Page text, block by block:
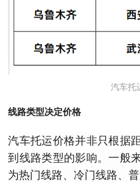
汽车托
线路类型决定价格
汽车托运价格并非只根据
到线路类型的影响。一般
为热门线路、冷门线路、